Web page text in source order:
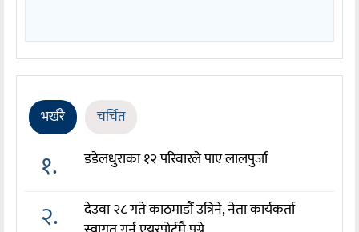
भर्खरै चर्चित
१. डडेलधुराका १२ परिवारले पाए लालपुर्जा
२.
देउवा २८ गते काठमाडौं उत्रिने, नेता कार्यकर्ता